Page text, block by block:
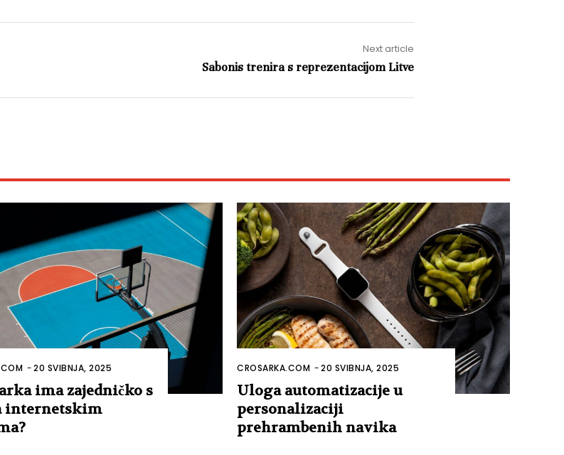
Next article
Sabonis trenira s reprezentacijom Litve
-20 SVIBNJA, 2025
ima zajedničko s
internetskim
CROSARKA.COM -20 SVIBNJA, 2025
Uloga automatizacije u
personalizaciji
prehrambenih navika